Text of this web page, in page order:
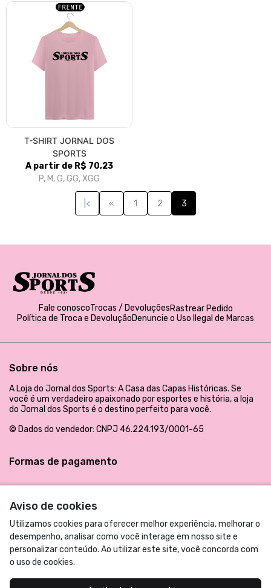
T-SHIRT JORNAL DOS
SPORTS
A partir de R$ 70,23
P, M, G, GG, XGG
|< « 1 2 3
Aviso de cookies
Utilizamos cookies para oferecer melhor experiência, melhorar o
desempenho, analisar como você interage em nosso site e
personalizar conteúdo. Ao utilizar este site, você concorda com
o uso de cookies.
Fale conoscoTrocas / DevoluçõesRastrear Pedido
Política de Troca e DevoluçãoDenuncie o Uso Ilegal de Marcas
Sobre nós
A Loja do Jornal dos Sports: A Casa das Capas Históricas. Se
você é um verdadeiro apaixonado por esportes e história, a loja
do Jornal dos Sports é o destino perfeito para você.
© Dados do vendedor: CNPJ 46.224.193/0001-65
Formas de pagamento